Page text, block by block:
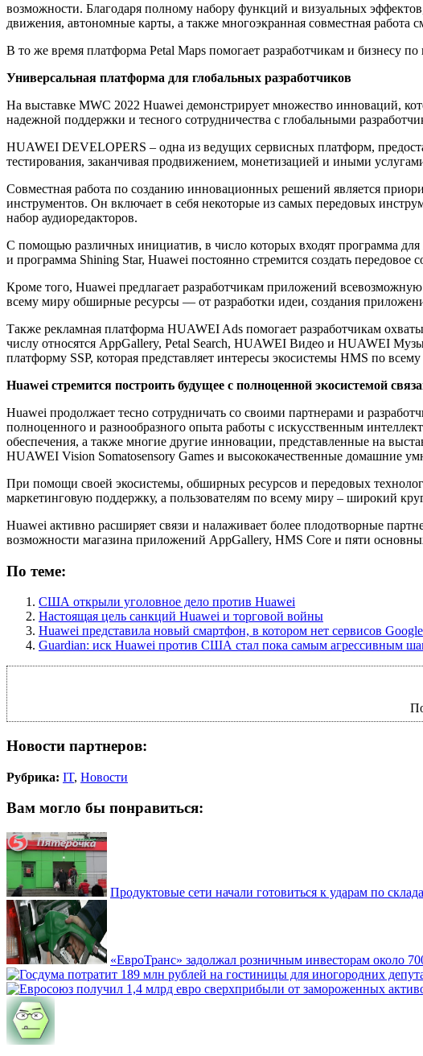
возможности. Благодаря полному набору функций и визуальных
движения, автономные карты, а также многоэкранная совместная
В то же время платформа Petal Maps помогает разработчикам и бизнесу
Универсальная платформа для глобальных разработчиков
На выставке MWC 2022 Huawei демонстрирует множество инноваций,
надежной поддержки и тесного сотрудничества с глобальными
HUAWEI DEVELOPERS – одна из ведущих сервисных платформ,
тестирования, заканчивая продвижением, монетизацией и иными
Совместная работа по созданию инновационных решений является
инструментов. Он включает в себя некоторые из самых передовых
набор аудиоредакторов.
С помощью различных инициатив, в число которых входят программа
и программа Shining Star, Huawei постоянно стремится создать
Кроме того, Huawei предлагает разработчикам приложений
всему миру обширные ресурсы — от разработки идеи, создания
Также рекламная платформа HUAWEI Ads помогает разработчикам
числу относятся AppGallery, Petal Search, HUAWEI Видео и HUAWEI
платформу SSP, которая представляет интересы экосистемы HMS по
Huawei стремится построить будущее с полноценной экосистемой
Huawei продолжает тесно сотрудничать со своими партнерами и
полноценного и разнообразного опыта работы с искусственным
обеспечения, а также многие другие инновации, представленные на
HUAWEI Vision Somatosensory Games и высококачественные домашние
При помощи своей экосистемы, обширных ресурсов и передовых
маркетинговую поддержку, а пользователям по всему миру – широкий
Huawei активно расширяет связи и налаживает более плодотворные
возможности магазина приложений AppGallery, HMS Core и пяти
По теме:
США открыли уголовное дело против Huawei
Настоящая цель санкций Huawei и торговой войны
Huawei представила новый смартфон, в котором нет сервисов Google
Guardian: иск Huawei против США стал пока самым агрессивным
Новости партнеров:
Рубрика: IT, Новости
Вам могло бы понравиться:
Продуктовые сети начали готовиться к ударам по
«ЕвроТранс» задолжал розничным инвесторам около